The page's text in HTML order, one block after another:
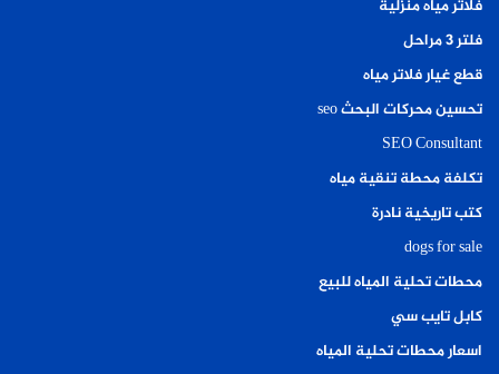
فلاتر مياه منزلية
فلتر ٣ مراحل
قطع غيار فلاتر مياه
تحسين محركات البحث seo
SEO Consultant
تكلفة محطة تنقية مياه
كتب تاريخية نادرة
dogs for sale
محطات تحلية المياه للبيع
كابل تايب سي
اسعار محطات تحلية المياه